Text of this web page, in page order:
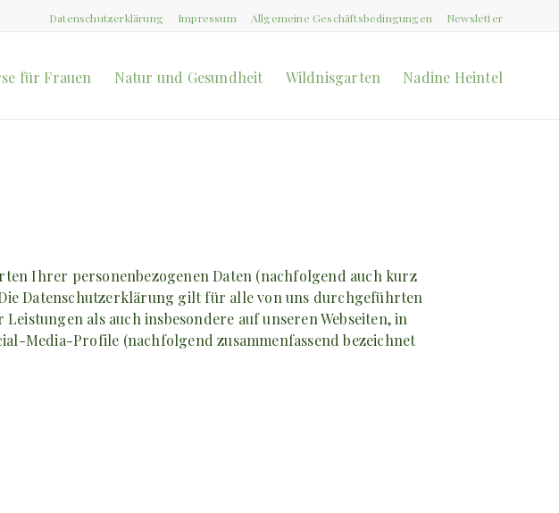
Datenschutzerklärung Impressum Allgemeine Geschäftsbedingungen Newsletter
für Frauen Natur und Gesundheit Wildnisgarten Nadine Heintel
Ihrer personenbezogenen Daten (nachfolgend auch kurz
Datenschutzerklärung gilt für alle von uns durchgeführten
als auch insbesondere auf unseren Webseiten, in
Media-Profile (nachfolgend zusammenfassend bezeichnet